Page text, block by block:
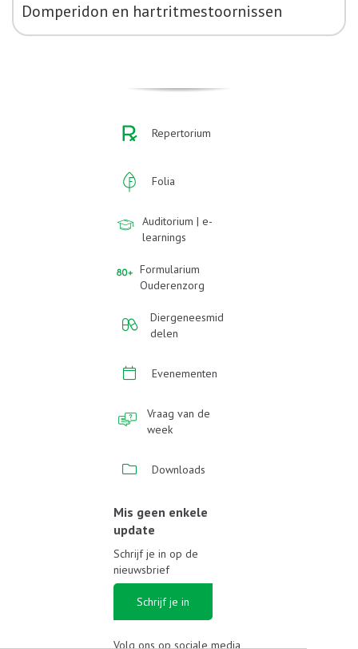
Domperidon en hartritmestoornissen
Repertorium
Folia
Auditorium | e-
learnings
Formularium
Ouderenzorg
Diergeneesmid
delen
Evenementen
Vraag van de
week
Downloads
Mis geen enkele
update
Schrijf je in op de
nieuwsbrief
Schrijf je in
Volg ons op sociale media